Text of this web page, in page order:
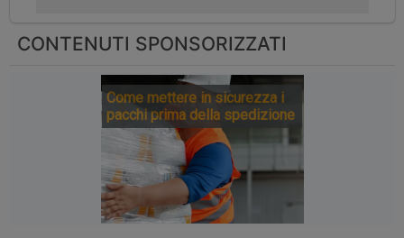
CONTENUTI SPONSORIZZATI
Come mettere in sicurezza i
pacchi prima della spedizione